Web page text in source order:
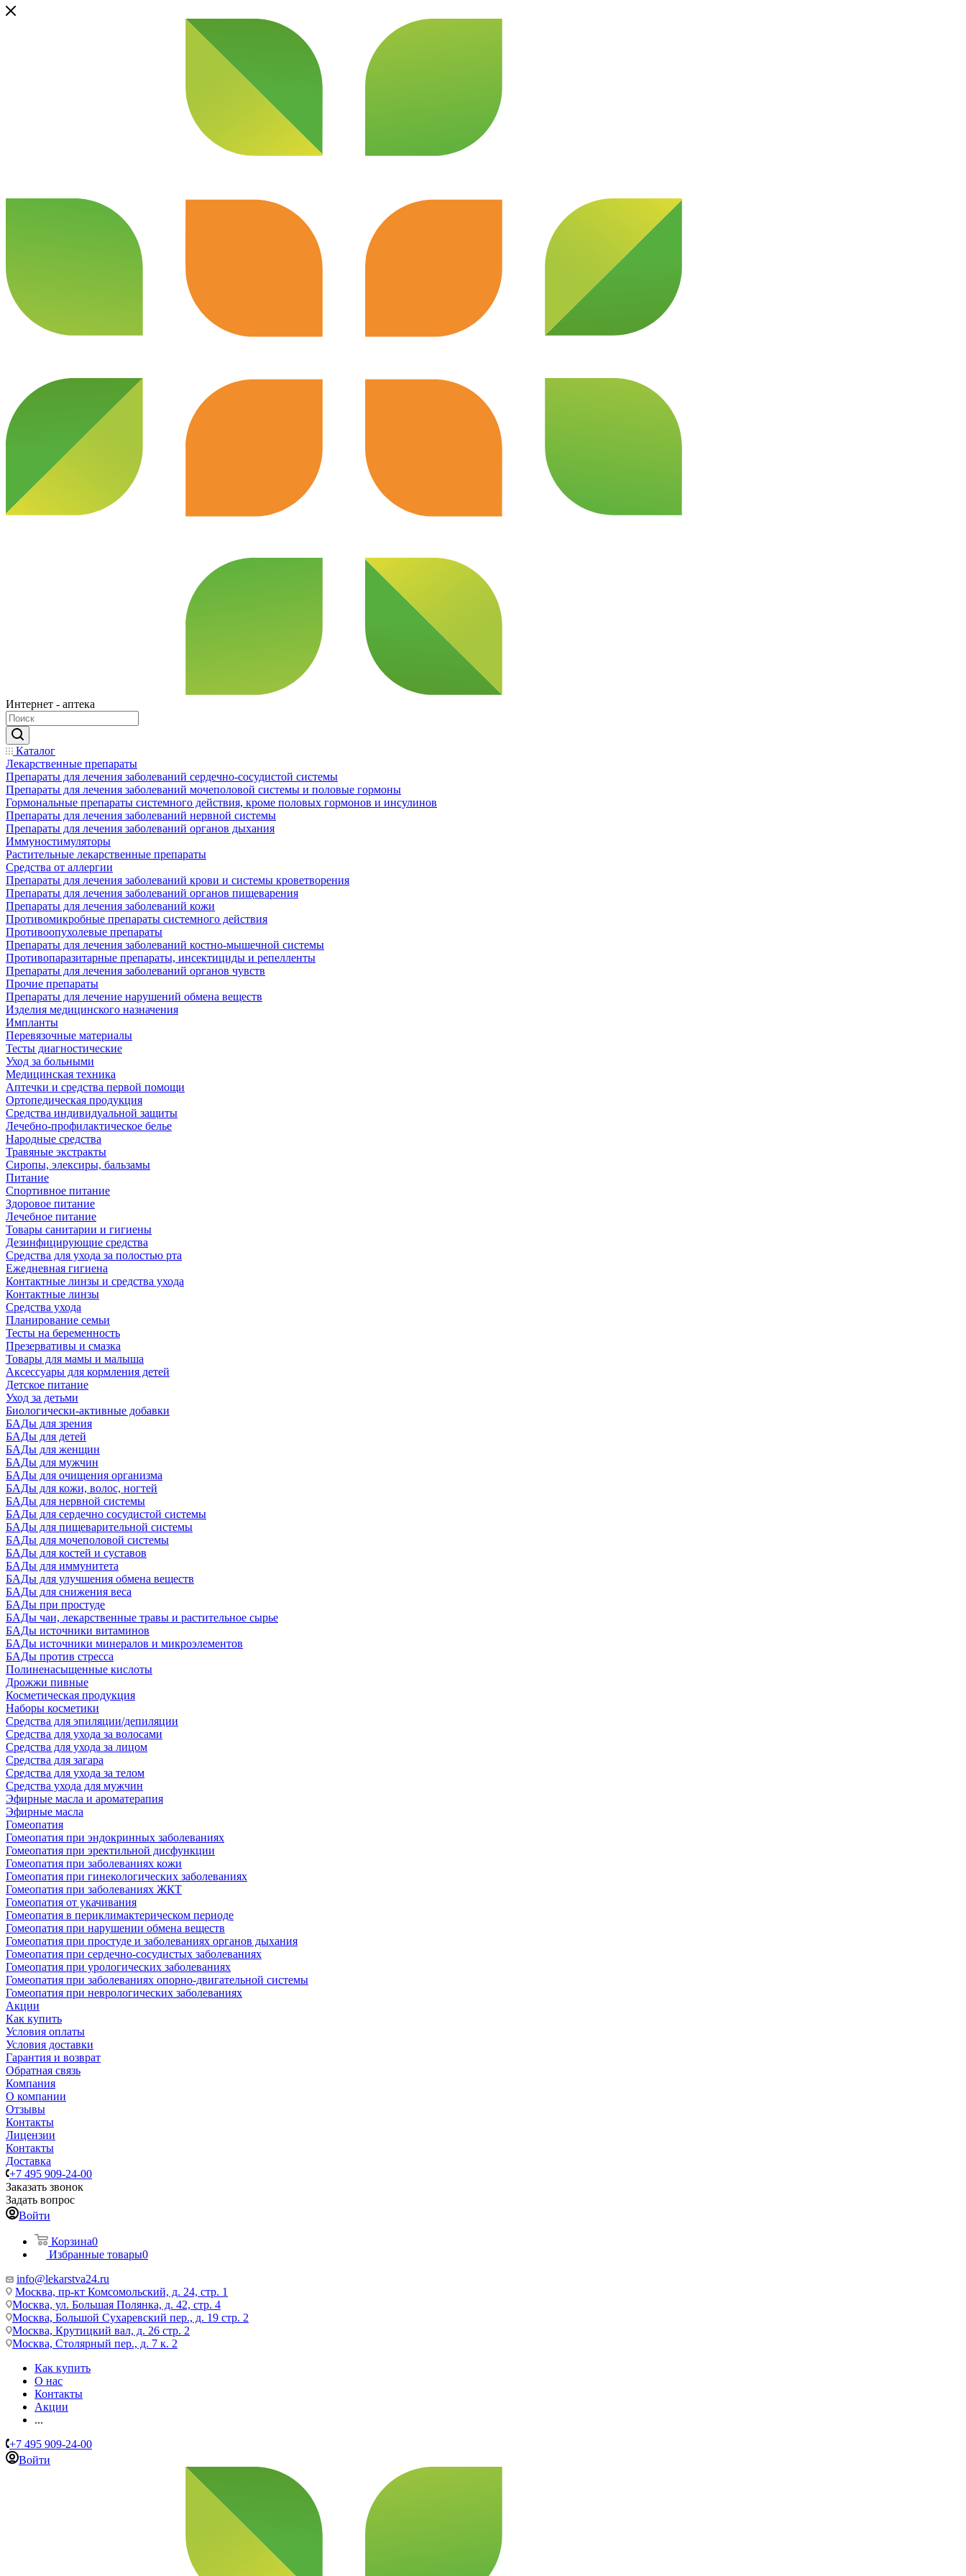
Интернет - аптека
Каталог
Лекарственные препараты
Препараты для лечения заболеваний сердечно-сосудистой системы
Препараты для лечения заболеваний мочеполовой системы и половые гормоны
Гормональные препараты системного действия, кроме половых гормонов и инсулинов
Препараты для лечения заболеваний нервной системы
Препараты для лечения заболеваний органов дыхания
Иммуностимуляторы
Растительные лекарственные препараты
Средства от аллергии
Препараты для лечения заболеваний крови и системы кроветворения
Препараты для лечения заболеваний органов пищеварения
Препараты для лечения заболеваний кожи
Противомикробные препараты системного действия
Противоопухолевые препараты
Препараты для лечения заболеваний костно-мышечной системы
Противопаразитарные препараты, инсектициды и репелленты
Препараты для лечения заболеваний органов чувств
Прочие препараты
Препараты для лечение нарушений обмена веществ
Изделия медицинского назначения
Импланты
Перевязочные материалы
Тесты диагностические
Уход за больными
Медицинская техника
Аптечки и средства первой помощи
Ортопедическая продукция
Средства индивидуальной защиты
Лечебно-профилактическое белье
Народные средства
Травяные экстракты
Сиропы, элексиры, бальзамы
Питание
Спортивное питание
Здоровое питание
Лечебное питание
Товары санитарии и гигиены
Дезинфицирующие средства
Средства для ухода за полостью рта
Ежедневная гигиена
Контактные линзы и средства ухода
Контактные линзы
Средства ухода
Планирование семьи
Тесты на беременность
Презервативы и смазка
Товары для мамы и малыша
Аксессуары для кормления детей
Детское питание
Уход за детьми
Биологически-активные добавки
БАДы для зрения
БАДы для детей
БАДы для женщин
БАДы для мужчин
БАДы для очищения организма
БАДы для кожи, волос, ногтей
БАДы для нервной системы
БАДы для сердечно сосудистой системы
БАДы для пищеварительной системы
БАДы для мочеполовой системы
БАДы для костей и суставов
БАДы для иммунитета
БАДы для улучшения обмена веществ
БАДы для снижения веса
БАДы при простуде
БАДы чаи, лекарственные травы и растительное сырье
БАДы источники витаминов
БАДы источники минералов и микроэлементов
БАДы против стресса
Полиненасыщенные кислоты
Дрожжи пивные
Косметическая продукция
Наборы косметики
Средства для эпиляции/депиляции
Средства для ухода за волосами
Средства для ухода за лицом
Средства для загара
Средства для ухода за телом
Средства ухода для мужчин
Эфирные масла и ароматерапия
Эфирные масла
Гомеопатия
Гомеопатия при эндокринных заболеваниях
Гомеопатия при эректильной дисфункции
Гомеопатия при заболеваниях кожи
Гомеопатия при гинекологических заболеваниях
Гомеопатия при заболеваниях ЖКТ
Гомеопатия от укачивания
Гомеопатия в периклимактерическом периоде
Гомеопатия при нарушении обмена веществ
Гомеопатия при простуде и заболеваниях органов дыхания
Гомеопатия при сердечно-сосудистых заболеваниях
Гомеопатия при урологических заболеваниях
Гомеопатия при заболеваниях опорно-двигательной системы
Гомеопатия при неврологических заболеваниях
Акции
Как купить
Условия оплаты
Условия доставки
Гарантия и возврат
Обратная связь
Компания
О компании
Отзывы
Контакты
Лицензии
Контакты
Доставка
+7 495 909-24-00
Заказать звонок
Задать вопрос
Войти
Корзина0
Избранные товары0
info@lekarstva24.ru
Москва, пр-кт Комсомольский, д. 24, стр. 1
Москва, ул. Большая Полянка, д. 42, стр. 4
Москва, Большой Сухаревский пер., д. 19 стр. 2
Москва, Крутицкий вал, д. 26 стр. 2
Москва, Столярный пер., д. 7 к. 2
Как купить
О нас
Контакты
Акции
...
+7 495 909-24-00
Войти